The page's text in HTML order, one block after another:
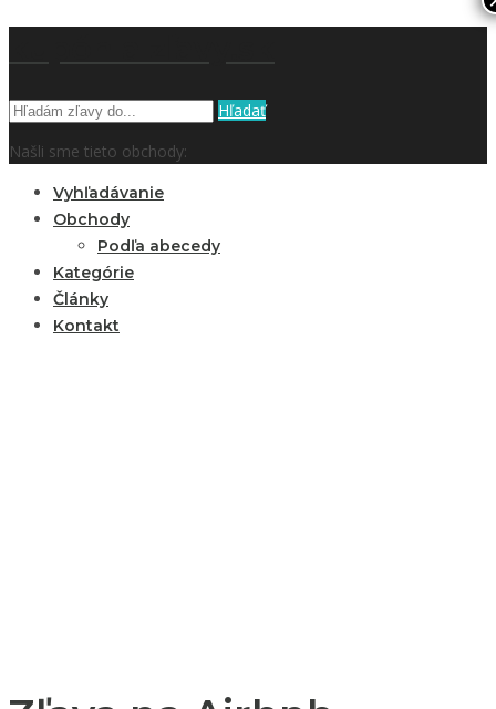
Hľadať
Našli sme tieto obchody:
Vyhľadávanie
Obchody
Podľa abecedy
Kategórie
Články
Kontakt